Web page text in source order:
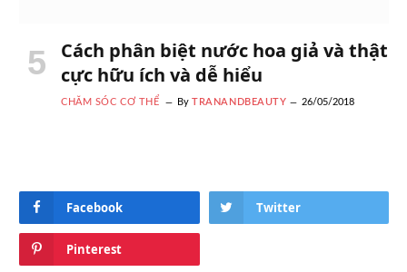
Cách phân biệt nước hoa giả và thật
cực hữu ích và dễ hiểu
CHĂM SÓC CƠ THỂ By TRANANDBEAUTY 26/05/2018
Facebook Twitter
Pinterest